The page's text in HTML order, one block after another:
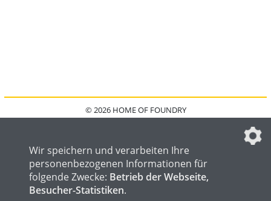
© 2026 HOME OF FOUNDRY
DATENSCHUTZEINSTELLUNGEN
HOME OF WELDING
Wir speichern und verarbeiten Ihre
personenbezogenen Informationen für
folgende Zwecke: Betrieb der Webseite,
Besucher-Statistiken.